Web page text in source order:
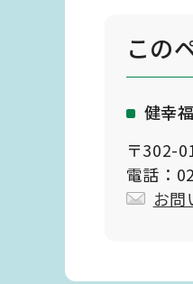
この
健幸
〒302-
電話：
お問